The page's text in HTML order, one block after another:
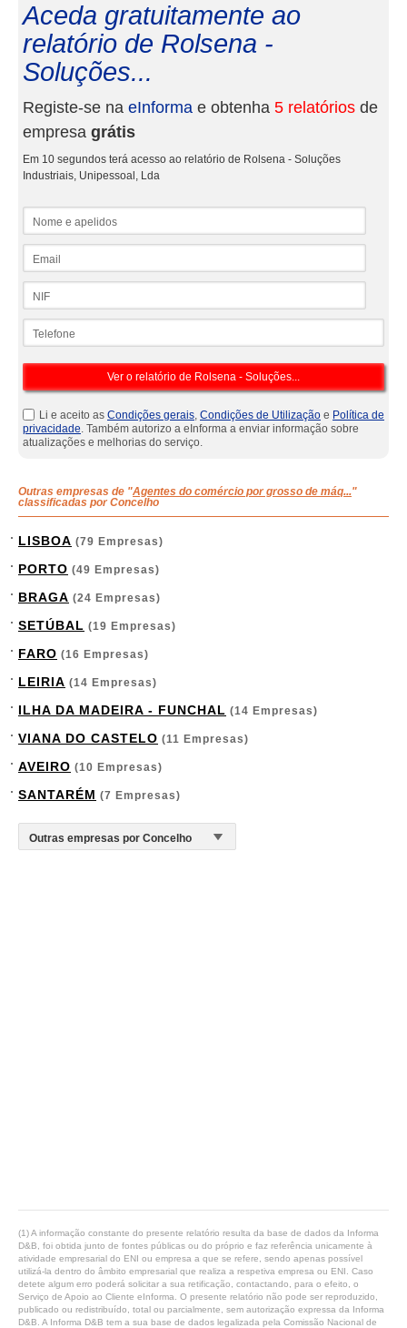
Aceda gratuitamente ao
relatório de Rolsena -
Soluções...
Registe-se na eInforma e obtenha 5 relatórios de
empresa grátis
Em 10 segundos terá acesso ao relatório de Rolsena - Soluções
Industriais, Unipessoal, Lda
Li e aceito as Condições gerais, Condições de Utilização e Política de
privacidade. Também autorizo a eInforma a enviar informação sobre
atualizações e melhorias do serviço.
Outras empresas de "Agentes do comércio por grosso de máq..."
classificadas por Concelho
LISBOA (79 Empresas)
PORTO (49 Empresas)
BRAGA (24 Empresas)
SETÚBAL (19 Empresas)
FARO (16 Empresas)
LEIRIA (14 Empresas)
ILHA DA MADEIRA - FUNCHAL (14 Empresas)
VIANA DO CASTELO (11 Empresas)
AVEIRO (10 Empresas)
SANTARÉM (7 Empresas)
(1) A informação constante do presente relatório resulta da base de dados da Informa
D&B, foi obtida junto de fontes públicas ou do próprio e faz referência unicamente à
atividade empresarial do ENI ou empresa a que se refere, sendo apenas possível
utilizá-la dentro do âmbito empresarial que realiza a respetiva empresa ou ENI. Caso
detete algum erro poderá solicitar a sua retificação, contactando, para o efeito, o
Serviço de Apoio ao Cliente eInforma. O presente relatório não pode ser reproduzido,
publicado ou redistribuído, total ou parcialmente, sem autorização expressa da Informa
D&B. A Informa D&B tem a sua base de dados legalizada pela Comissão Nacional de